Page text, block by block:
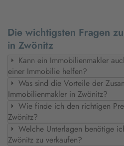
Die wichtigsten Fragen
in Zwönitz
Kann ein Immobilienmakler
einer Immobilie helfen?
Was sind die Vorteile der
Immobilienmakler in Zwönitz?
Wie finde ich den richtigen
Zwönitz?
Welche Unterlagen benötige
Zwönitz zu verkaufen?